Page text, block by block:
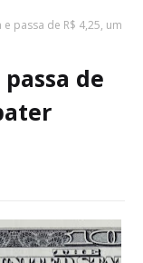
passa de R$ 4,25, um
de